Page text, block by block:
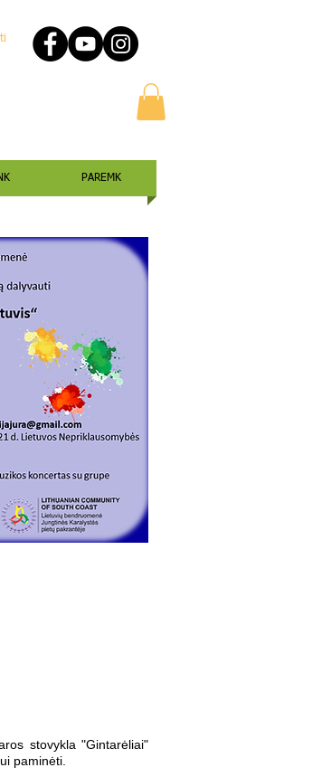
PAREMK
stovykla "Gintarėliai"
paminėti.